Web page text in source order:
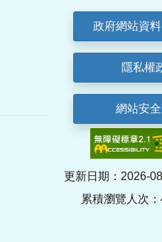
政府網站資
隱私權
網站安
更新日期：2026-
累積瀏覽人次